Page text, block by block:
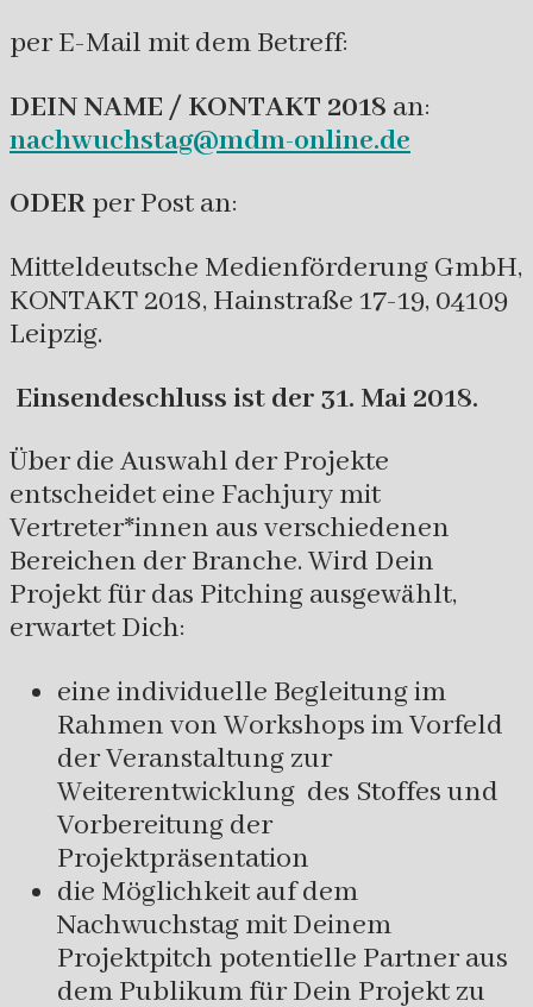
per E-Mail mit dem Betreff:
DEIN NAME /KONTAKT 2018 an:
nachwuchstag@mdm-online.de
ODERper Post an:
Mitteldeutsche Medienförderung GmbH,
KONTAKT 2018, Hainstraße 17-19, 04109
Leipzig.
Einsendeschluss ist der 31. Mai 2018.
Über die Auswahl der Projekte
entscheidet eine Fachjury mit
Vertreter*innen aus verschiedenen
Bereichen der Branche. Wird Dein
Projekt für das Pitching ausgewählt,
erwartet Dich:
eine individuelle Begleitung im
Rahmen von Workshops im Vorfeld
der Veranstaltung zur
Weiterentwicklung des Stoffes und
Vorbereitung der
Projektpräsentation
die Möglichkeit auf dem
Nachwuchstag mit Deinem
Projektpitch potentielle Partner aus
dem Publikum für Dein Projekt zu